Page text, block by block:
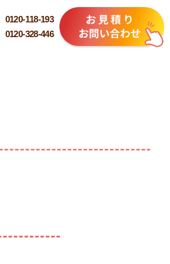
0120-118-193
0120-328-446